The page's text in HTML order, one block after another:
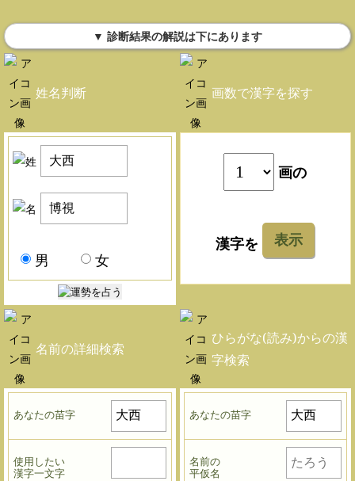
▼ 診断結果の解説は下にあります
姓名判断
男 女
画数で漢字を探す
画の
漢字を 表示
名前の詳細検索
あなたの苗字
使用したい
漢字一文字
ひらがな(読み)からの漢
字検索
あなたの苗字
名前の
平仮名